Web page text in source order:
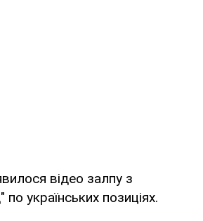
відео залпу з
українських позиціях.